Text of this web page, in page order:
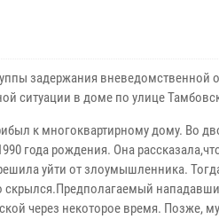
задержания вневедомственной
ситуации в доме по улице
к многоквартирному дому. Во
года рождения. Она
уйти от злоумышленника.
скрылся.Предполагаемый
через некоторое время. Позже,